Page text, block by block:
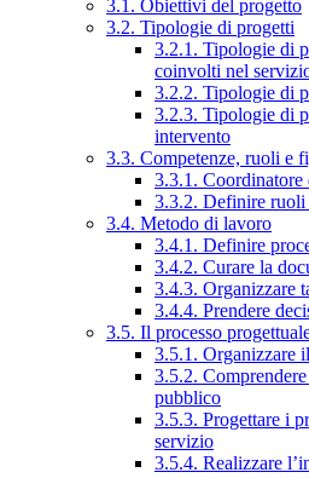
3.1. Obiettivi del progetto
3.2. Tipologie di progetti
3.2.1. Tipologie di
coinvolti nel
3.2.2. Tipologie di
3.2.3. Tipologie di
intervento
3.3. Competenze, ruoli e
3.3.1. Coordinatore
3.3.2. Definire ruoli
3.4. Metodo di lavoro
3.4.1. Definire
3.4.2. Curare la
3.4.3. Organizzare
3.4.4. Prendere
3.5. Il processo
3.5.1. Organizzare
3.5.2.
pubblico
3.5.3. Progettare i
servizio
3.5.4. Realizzare